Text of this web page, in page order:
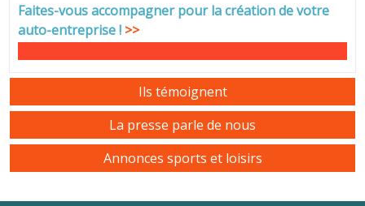
Faites-vous accompagner pour la création de votre
auto-entreprise! >>
Ils témoignent
La presse parle de nous
Annonces sports et loisirs